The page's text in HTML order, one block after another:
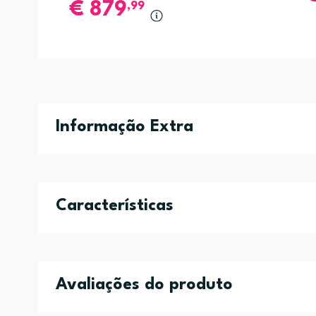
€ 879,99
Informação Extra
Características
Avaliações do produto